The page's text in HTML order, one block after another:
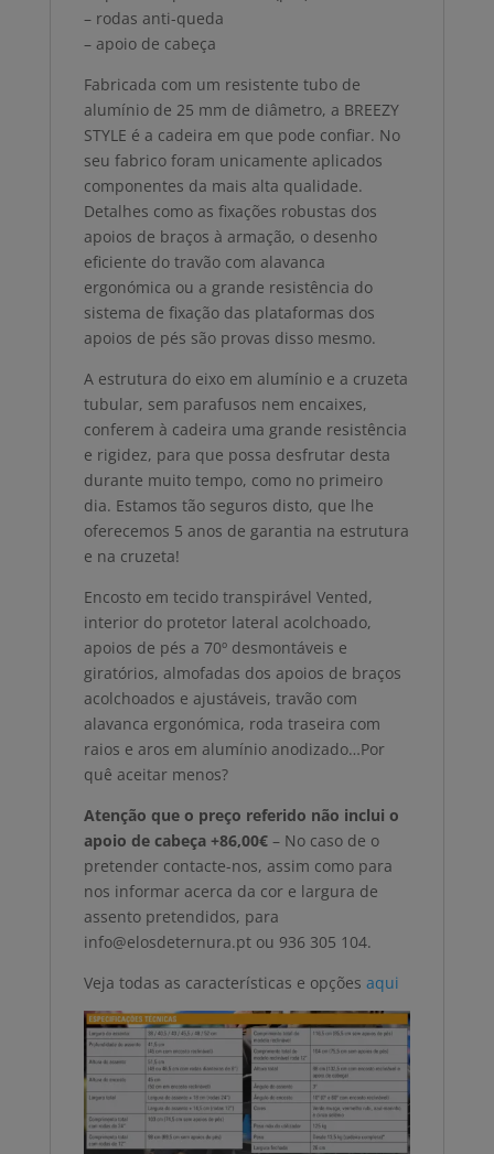
– rodas anti-queda
– apoio de cabeça
Fabricada com um resistente tubo de
alumínio de 25 mm de diâmetro, a BREEZY
STYLE é a cadeira em que pode confiar. No
seu fabrico foram unicamente aplicados
componentes da mais alta qualidade.
Detalhes como as fixações robustas dos
apoios de braços à armação, o desenho
eficiente do travão com alavanca
ergonómica ou a grande resistência do
sistema de fixação das plataformas dos
apoios de pés são provas disso mesmo.
A estrutura do eixo em alumínio e a cruzeta
tubular, sem parafusos nem encaixes,
conferem à cadeira uma grande resistência
e rigidez, para que possa desfrutar desta
durante muito tempo, como no primeiro
dia. Estamos tão seguros disto, que lhe
oferecemos 5 anos de garantia na estrutura
e na cruzeta!
Encosto em tecido transpirável Vented,
interior do protetor lateral acolchoado,
apoios de pés a 70º desmontáveis e
giratórios, almofadas dos apoios de braços
acolchoados e ajustáveis, travão com
alavanca ergonómica, roda traseira com
raios e aros em alumínio anodizado…Por
quê aceitar menos?
Atenção que o preço referido não inclui o
apoio de cabeça +86,00€ – No caso de o
pretender contacte-nos, assim como para
nos informar acerca da cor e largura de
assento pretendidos, para
info@elosdeternura.pt ou 936 305 104.
Veja todas as características e opções aqui